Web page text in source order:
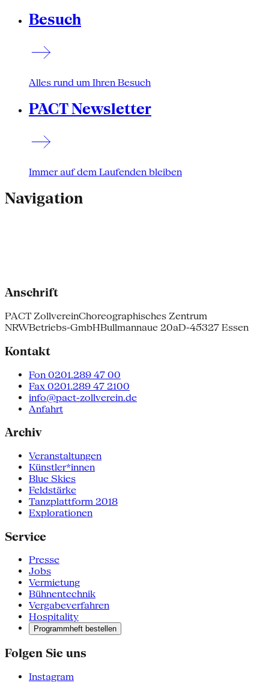
Besuch
Alles rund um Ihren Besuch
PACT Newsletter
Immer auf dem Laufenden bleiben
Navigation
Anschrift
PACT ZollvereinChoreographisches Zentrum
NRWBetriebs-GmbHBullmannaue 20aD-45327 Essen
Kontakt
Fon 0201.289 47 00
Fax 0201.289 47 2100
info@pact-zollverein.de
Anfahrt
Archiv
Veranstaltungen
Künstler*innen
Blue Skies
Feldstärke
Tanzplattform 2018
Explorationen
Service
Presse
Jobs
Vermietung
Bühnentechnik
Vergabeverfahren
Hospitality
Programmheft bestellen
Folgen Sie uns
Instagram